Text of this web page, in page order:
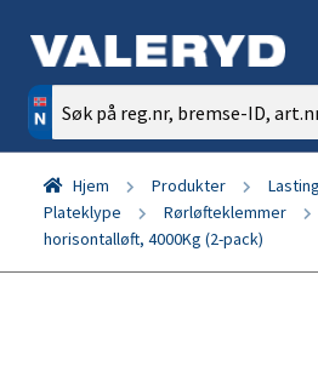
Søk
etter:
Hjem Produkter
Plateklype
Rørløfteklemmer
horisontalløft, 4000Kg (2-pack)